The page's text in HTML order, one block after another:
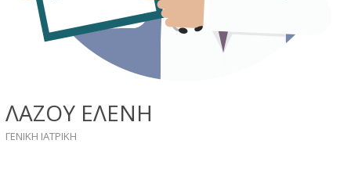
ΛΑΖΟΥ ΕΛΕΝΗ
ΓΕΝΙΚΗ ΙΑΤΡΙΚΗ